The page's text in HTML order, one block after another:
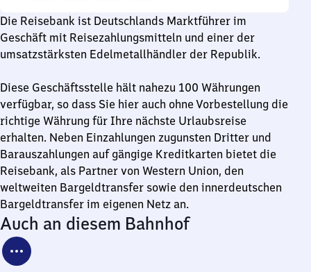
Uhr
Die Reisebank ist Deutschlands Marktführer im
Geschäft mit Reisezahlungsmitteln und einer der
umsatzstärksten Edelmetallhändler der Republik.
Diese Geschäftsstelle hält nahezu 100 Währungen
verfügbar, so dass Sie hier auch ohne Vorbestellung die
richtige Währung für Ihre nächste Urlaubsreise
erhalten. Neben Einzahlungen zugunsten Dritter und
Barauszahlungen auf gängige Kreditkarten bietet die
Reisebank, als Partner von Western Union, den
weltweiten Bargeldtransfer sowie den innerdeutschen
Bargeldtransfer im eigenen Netz an.
Auch an diesem Bahnhof